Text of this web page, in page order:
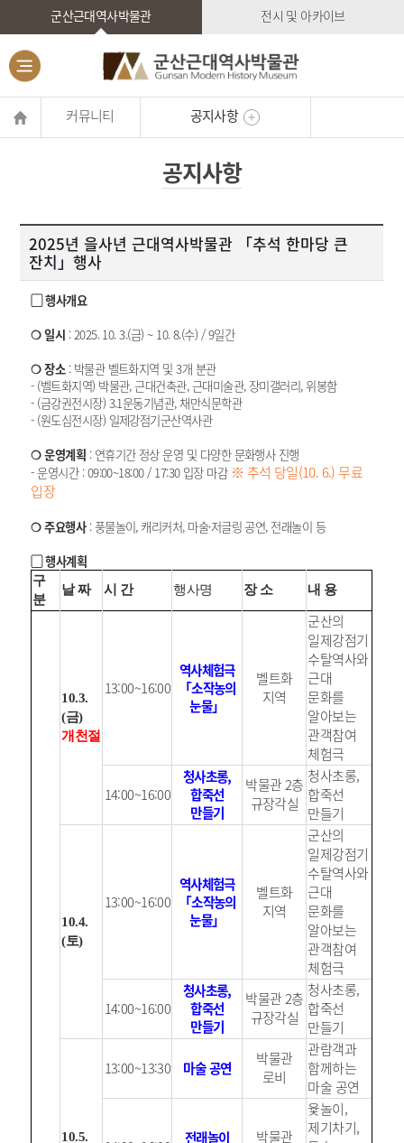
군산근대역사박물관 전시 및 아카이브
커뮤니티 공지사항
공지사항
2025년 을사년 근대역사박물관 「추석 한마당 큰
잔치」행사
▢ 행사개요
❍ 일시 : 2025. 10. 3.(금) ~ 10. 8.(수) / 9일간
❍ 장소: 박물관 벨트화지역 및 3개 분관
- (벨트화지역) 박물관, 근대건축관, 근대미술관, 장미갤러리, 위봉함
- (금강권전시장) 3.1운동기념관, 채만식문학관
- (원도심전시장) 일제강점기군산역사관
❍ 운영계획 : 연휴기간 정상 운영 및 다양한 문화행사 진행
- 운영시간 : 09:00~18:00 / 17:30 입장 마감 ※ 추석 당일(10. 6.) 무료
입장
❍ 주요행사: 풍물놀이, 캐리커처, 마술·저글링 공연, 전래놀이 등
▢ 행사계획
구
분
날 짜 시 간 행사명 장 소 내 용
10.3.
(금)
개천절
13:00~16:00
역사체험극
「소작농의
눈물」
벨트화
지역
군산의
일제강점기
수탈역사와
근대
문화를
알아보는
관객참여
체험극
14:00~16:00
청사초롱,
합죽선
만들기
박물관 2층
규장각실
청사초롱,
합죽선
만들기
10.4.
(토)
13:00~16:00
역사체험극
「소작농의
눈물」
벨트화
지역
군산의
일제강점기
수탈역사와
근대
문화를
알아보는
관객참여
체험극
14:00~16:00
청사초롱,
합죽선
만들기
박물관 2층
규장각실
청사초롱,
합죽선
만들기
10.5.
13:00~13:30 마술 공연
박물관
로비
관람객과
함께하는
마술 공연
전래놀이
박물관
윷놀이,
제기차기,